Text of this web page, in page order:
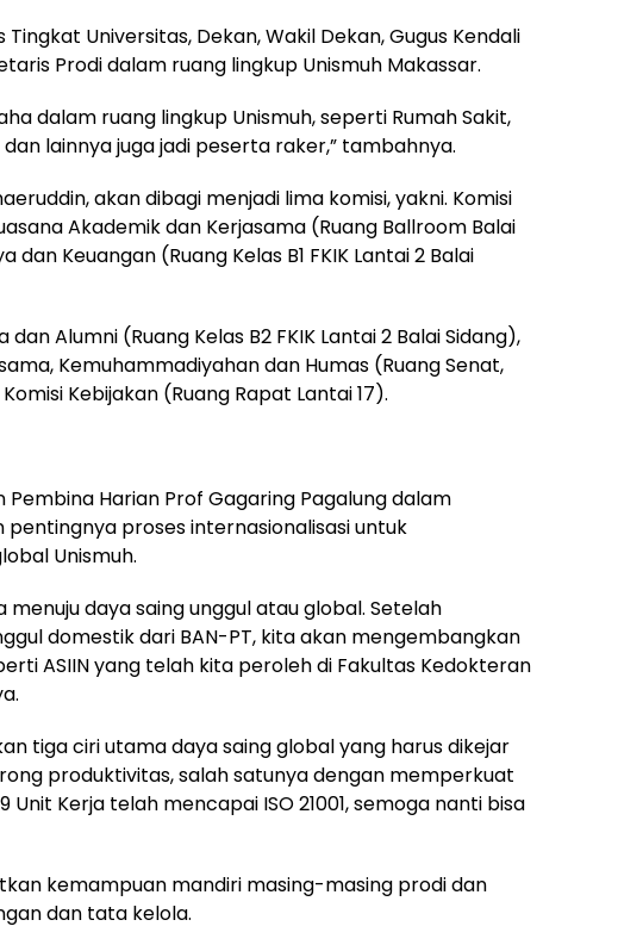
Tingkat Universitas, Dekan, Wakil Dekan, Gugus Kendali
Prodi dalam ruang lingkup Unismuh Makassar.
dalam ruang lingkup Unismuh, seperti Rumah Sakit,
dan lainnya juga jadi peserta raker,” tambahnya.
akan dibagi menjadi lima komisi, yakni. Komisi
Akademik dan Kerjasama (Ruang Ballroom Balai
dan Keuangan (Ruang Kelas B1 FKIK Lantai 2 Balai
dan Alumni (Ruang Kelas B2 FKIK Lantai 2 Balai Sidang),
Kemuhammadiyahan dan Humas (Ruang Senat,
Kebijakan (Ruang Rapat Lantai 17).
Pembina Harian Prof Gagaring Pagalung dalam
proses internasionalisasi untuk
Unismuh.
menuju daya saing unggul atau global. Setelah
domestik dari BAN-PT, kita akan mengembangkan
ASIIN yang telah kita peroleh di Fakultas Kedokteran
tiga ciri utama daya saing global yang harus dikejar
produktivitas, salah satunya dengan memperkuat
Unit Kerja telah mencapai ISO 21001, semoga nanti bisa
kemampuan mandiri masing-masing prodi dan
dan tata kelola.